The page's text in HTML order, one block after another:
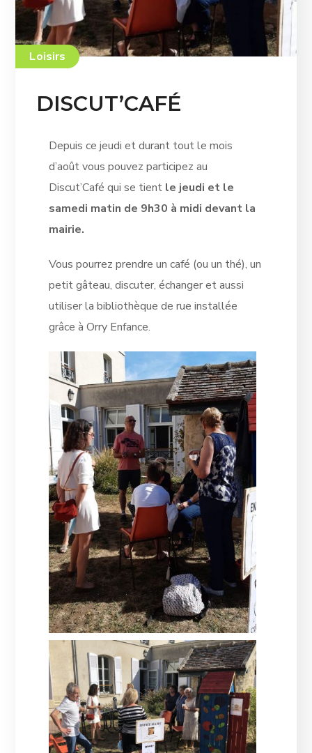
Loisirs
DISCUT’CAFÉ
Depuis ce jeudi et durant tout le mois
d’août vous pouvez participez au
Discut’Café qui se tient le jeudi et le
samedi matin de 9h30 à midi devant la
mairie.
Vous pourrez prendre un café (ou un thé), un
petit gâteau, discuter, échanger et aussi
utiliser la bibliothèque de rue installée
grâce à Orry Enfance.